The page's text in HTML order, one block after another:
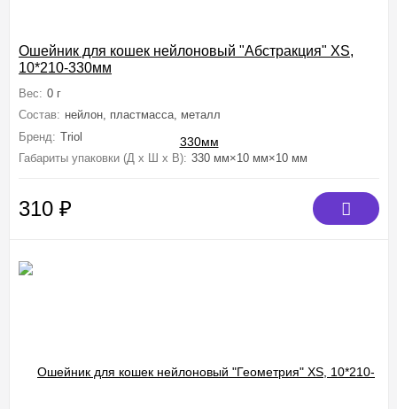
Ошейник для кошек нейлоновый "Абстракция" XS,
10*210-330мм
Вес: 0 г
Состав: нейлон, пластмасса, металл
Бренд: Triol
Габариты упаковки (Д х Ш х В): 330 мм×10 мм×10 мм
310 ₽